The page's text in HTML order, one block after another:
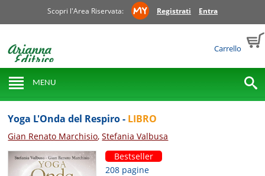
Scopri l'Area Riservata: Registrati Entra
Carrello
MENU
Yoga L'Onda del Respiro - LIBRO
Gian Renato Marchisio,Stefania Valbusa
Bestseller
208 pagine